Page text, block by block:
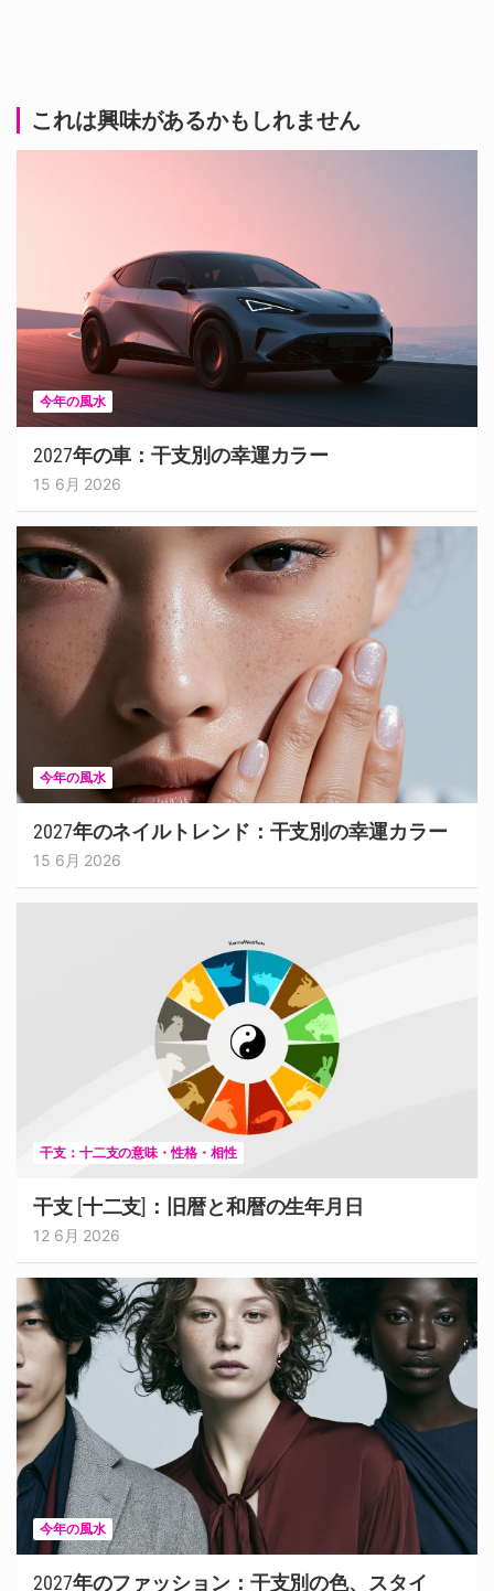
これは興味があるかもしれません
今年の風水
2027年の車：干支別の幸運カラー
15 6月 2026
今年の風水
2027年のネイルトレンド：干支別の幸運カラー
15 6月 2026
干支：十二支の意味・性格・相性
干支 [十二支]：旧暦と和暦の生年月日
12 6月 2026
今年の風水
2027年のファッション：干支別の色、スタイ